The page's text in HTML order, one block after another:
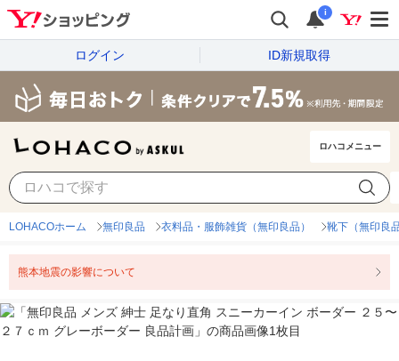
i
ログイン ID新規取得
ロハコメニュー
LOHACOホーム 無印良品 衣料品・服飾雑貨（無印良品） 靴下（無印良
熊本地震の影響について